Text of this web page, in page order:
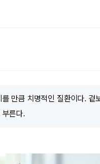
만큼 치명적인 질환이다. 겉
부른다.